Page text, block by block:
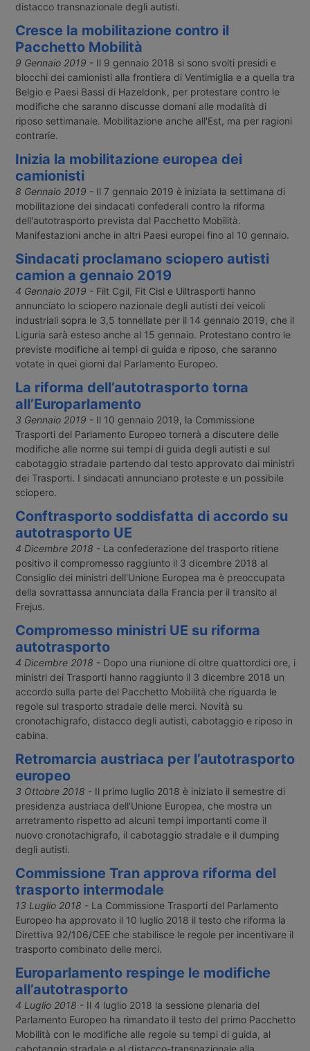
distacco transnazionale degli autisti.
Cresce la mobilitazione contro il
Pacchetto Mobilità
9 Gennaio 2019 - Il 9 gennaio 2018 si sono svolti presidi e
blocchi dei camionisti alla frontiera di Ventimiglia e a quella tra
Belgio e Paesi Bassi di Hazeldonk, per protestare contro le
modifiche che saranno discusse domani alle modalità di
riposo settimanale. Mobilitazione anche all'Est, ma per ragioni
contrarie.
Inizia la mobilitazione europea dei
camionisti
8 Gennaio 2019 - Il 7 gennaio 2019 è iniziata la settimana di
mobilitazione dei sindacati confederali contro la riforma
dell'autotrasporto prevista dal Pacchetto Mobilità.
Manifestazioni anche in altri Paesi europei fino al 10 gennaio.
Sindacati proclamano sciopero autisti
camion a gennaio 2019
4 Gennaio 2019 - Filt Cgil, Fit Cisl e Uiltrasporti hanno
annunciato lo sciopero nazionale degli autisti dei veicoli
industriali sopra le 3,5 tonnellate per il 14 gennaio 2019, che il
Liguria sarà esteso anche al 15 gennaio. Protestano contro le
previste modifiche ai tempi di guida e riposo, che saranno
votate in quei giorni dal Parlamento Europeo.
La riforma dell’autotrasporto torna
all’Europarlamento
3 Gennaio 2019 - Il 10 gennaio 2019, la Commissione
Trasporti del Parlamento Europeo tornerà a discutere delle
modifiche alle norme sui tempi di guida degli autisti e sul
cabotaggio stradale partendo dal testo approvato dai ministri
dei Trasporti. I sindacati annunciano proteste e un possibile
sciopero.
Conftrasporto soddisfatta di accordo su
autotrasporto UE
4 Dicembre 2018 - La confederazione del trasporto ritiene
positivo il compromesso raggiunto il 3 dicembre 2018 al
Consiglio dei ministri dell'Unione Europea ma è preoccupata
della sovrattassa annunciata dalla Francia per il transito al
Frejus.
Compromesso ministri UE su riforma
autotrasporto
4 Dicembre 2018 - Dopo una riunione di oltre quattordici ore, i
ministri dei Trasporti hanno raggiunto il 3 dicembre 2018 un
accordo sulla parte del Pacchetto Mobilità che riguarda le
regole sul trasporto stradale delle merci. Novità su
cronotachigrafo, distacco degli autisti, cabotaggio e riposo in
cabina.
Retromarcia austriaca per l’autotrasporto
europeo
3 Ottobre 2018 - Il primo luglio 2018 è iniziato il semestre di
presidenza austriaca dell'Unione Europea, che mostra un
arretramento rispetto ad alcuni tempi importanti come il
nuovo cronotachigrafo, il cabotaggio stradale e il dumping
degli autisti.
Commissione Tran approva riforma del
trasporto intermodale
13 Luglio 2018 - La Commissione Trasporti del Parlamento
Europeo ha approvato il 10 luglio 2018 il testo che riforma la
Direttiva 92/106/CEE che stabilisce le regole per incentivare il
trasporto combinato delle merci.
Europarlamento respinge le modifiche
all’autotrasporto
4 Luglio 2018 - Il 4 luglio 2018 la sessione plenaria del
Parlamento Europeo ha rimandato il testo del primo Pacchetto
Mobilità con le modifiche alle regole su tempi di guida, al